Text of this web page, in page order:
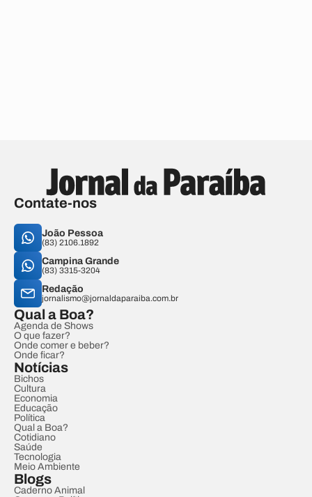
Contate-nos
João Pessoa
(83) 2106.1892
Campina Grande
(83) 3315-3204
Redação
jornalismo@jornaldaparaiba.com.br
Qual a Boa?
Agenda de Shows
O que fazer?
Onde comer e beber?
Onde ficar?
Notícias
Bichos
Cultura
Economia
Educação
Política
Qual a Boa?
Cotidiano
Saúde
Tecnologia
Meio Ambiente
Blogs
Caderno Animal